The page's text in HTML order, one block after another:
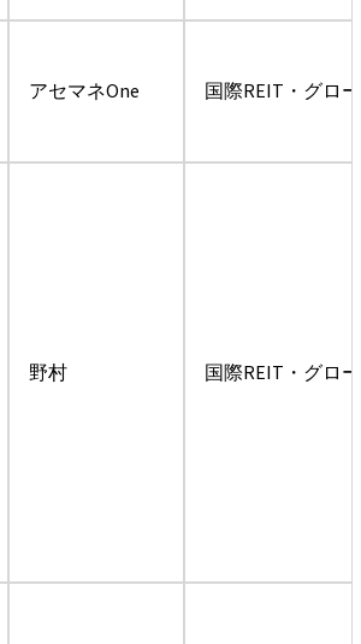
アセマネOne 国際REIT・グロ
野村 国際REIT・グロ